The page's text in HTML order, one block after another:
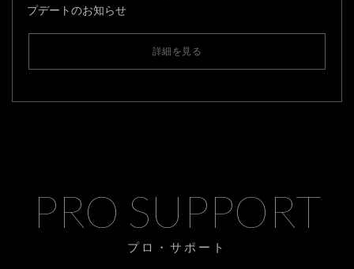
プデートのお知らせ
詳細を見る
PRO SUPPORT
プロ・サポート